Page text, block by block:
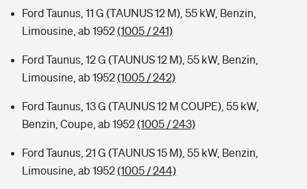
Ford Taunus, 11 G (TAUNUS 12 M), 55 kW, Benzin,
Limousine, ab 1952(1005 / 241)
Ford Taunus, 12 G (TAUNUS 12 M), 55 kW, Benzin,
Limousine, ab 1952(1005 / 242)
Ford Taunus, 13 G (TAUNUS 12 M COUPE), 55 kW,
Benzin, Coupe, ab 1952(1005 / 243)
Ford Taunus, 21 G (TAUNUS 15 M), 55 kW, Benzin,
Limousine, ab 1952(1005 / 244)